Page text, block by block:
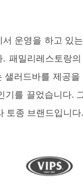
서 운영을 하고 있
. 패밀리레스토랑
샐러드바를 제공
기를 끌었습니다.
토종 브랜드입니다.